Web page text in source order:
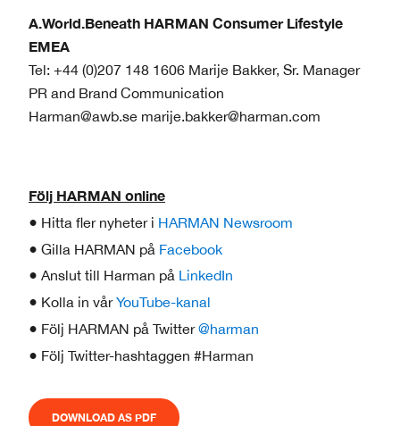
A.World.Beneath HARMAN Consumer Lifestyle
EMEA
Tel: +44 (0)207 148 1606 Marije Bakker, Sr. Manager
PR and Brand Communication
Harman@awb.se marije.bakker@harman.com
Följ HARMAN online
● Hitta fler nyheter i HARMAN Newsroom
● Gilla HARMAN på Facebook
● Anslut till Harman på LinkedIn
● Kolla in vårYouTube-kanal
● Följ HARMAN på Twitter@harman
● Följ Twitter-hashtaggen #Harman
DOWNLOAD AS PDF